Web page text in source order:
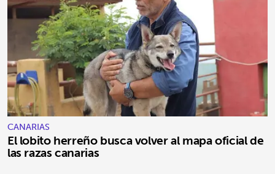
CANARIAS
El lobito herreño busca volver al mapa oficial de
las razas canarias